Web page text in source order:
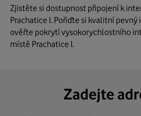
Zjistěte si dostupnost připojení k
Prachatice I. Pořiďte si kvalitní pevný
ověřte pokrytí vysokorychlostního
místě Prachatice I.
Zadejte